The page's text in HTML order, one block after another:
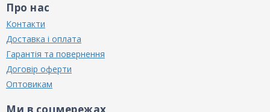
Про нас
Контакти
Доставка і оплата
Гарантія та повернення
Договір оферти
Оптовикам